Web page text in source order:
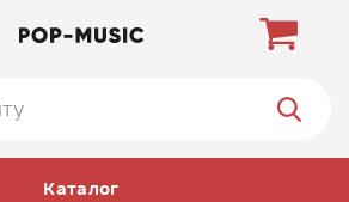
Каталог